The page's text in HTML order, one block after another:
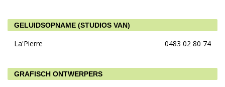
GELUIDSOPNAME (STUDIOS VAN)
La'Pierre 0483 02 80 74
GRAFISCH ONTWERPERS